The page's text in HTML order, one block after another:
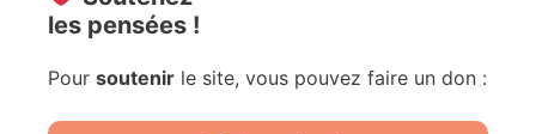
les pensées !
Pour soutenir le site, vous pouvez faire un don :